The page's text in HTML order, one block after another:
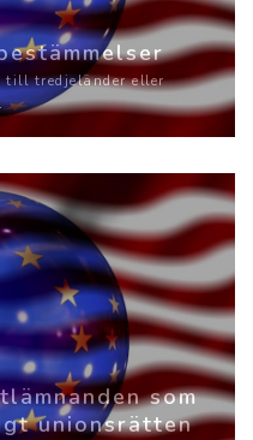
till tredjeländer eller
som
unionsrätten